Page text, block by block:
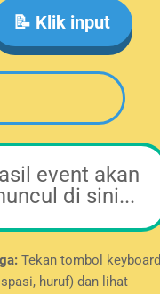
📝 Klik input
event akan
di sini...
Tekan tombol keyboard
huruf) dan lihat